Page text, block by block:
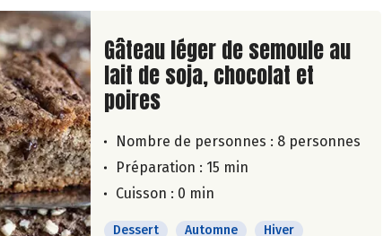
Lire la suite de la recette
Gâteau léger de semoule au
lait de soja, chocolat et
poires
Nombre de personnes : 8 personnes
Préparation : 15 min
Cuisson : 0 min
Dessert Automne Hiver